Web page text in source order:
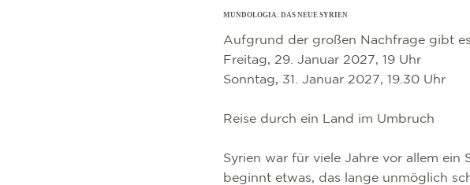
MUNDOLOGIA: DAS NEUE SYRIEN
Aufgrund der großen Nachfrage gibt
Freitag, 29. Januar 2027, 19 Uhr
Sonntag, 31. Januar 2027, 19.30 Uhr
Reise durch ein Land im Umbruch
Syrien war für viele Jahre vor allem
beginnt etwas, das lange unmöglich